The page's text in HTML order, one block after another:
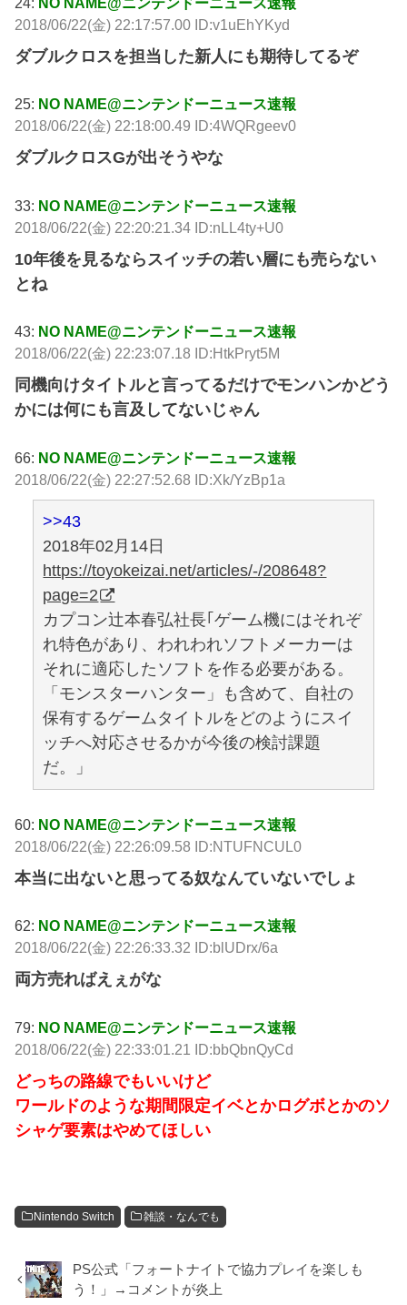
2018/06/22(金) 22:17:57.00 ID:v1uEhYKyd
ダブルクロスを担当した新人にも期待してるぞ
25: NO NAME@ニンテンドーニュース速報
2018/06/22(金) 22:18:00.49 ID:4WQRgeev0
ダブルクロスGが出そうやな
33: NO NAME@ニンテンドーニュース速報
2018/06/22(金) 22:20:21.34 ID:nLL4ty+U0
10年後を見るならスイッチの若い層にも売らない
とね
43: NO NAME@ニンテンドーニュース速報
2018/06/22(金) 22:23:07.18 ID:HtkPryt5M
同機向けタイトルと言ってるだけでモンハンかどう
かには何にも言及してないじゃん
66: NO NAME@ニンテンドーニュース速報
2018/06/22(金) 22:27:52.68 ID:Xk/YzBp1a
>>43
2018年02月14日
https://toyokeizai.net/articles/-/208648?
page=2
カプコン辻本春弘社長｢ゲーム機にはそれぞ
れ特色があり、われわれソフトメーカーは
それに適応したソフトを作る必要がある。
「モンスターハンター」も含めて、自社の
保有するゲームタイトルをどのようにスイ
ッチへ対応させるかが今後の検討課題
だ。」
60: NO NAME@ニンテンドーニュース速報
2018/06/22(金) 22:26:09.58 ID:NTUFNCUL0
本当に出ないと思ってる奴なんていないでしょ
62: NO NAME@ニンテンドーニュース速報
2018/06/22(金) 22:26:33.32 ID:blUDrx/6a
両方売ればえぇがな
79: NO NAME@ニンテンドーニュース速報
2018/06/22(金) 22:33:01.21 ID:bbQbnQyCd
どっちの路線でもいいけど
ワールドのような期間限定イベとかログボとかのソ
シャゲ要素はやめてほしい
Nintendo Switch 雑談・なんでも
PS公式「フォートナイトで協力プレイを楽しも
う！」→コメントが炎上